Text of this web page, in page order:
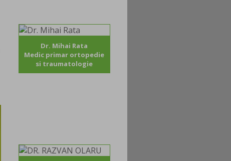
Dr. Mihai Rata
Medic primar ortopedie
si traumatologie